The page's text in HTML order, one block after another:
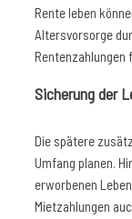
Rente leben
Altersvorsorge
Rentenzahlungen
Sicherung der
Die spätere
Umfang planen.
erworbenen
Mietzahlungen